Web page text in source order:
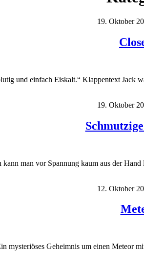
19. Oktober
und einfach Eiskalt.“ Klappentext Jack
19. Oktober
kann man vor Spannung kaum aus der
12. Oktober
mysteriöses Geheimnis um einen